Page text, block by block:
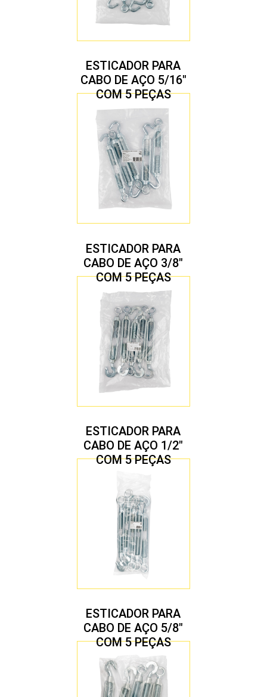
ESTICADOR PARA
CABO DE AÇO 5/16″
COM 5 PEÇAS
ESTICADOR PARA
CABO DE AÇO 3/8″
COM 5 PEÇAS
ESTICADOR PARA
CABO DE AÇO 1/2″
COM 5 PEÇAS
ESTICADOR PARA
CABO DE AÇO 5/8″
COM 5 PEÇAS